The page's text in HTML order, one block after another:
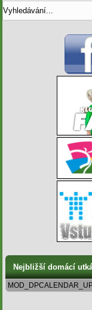
Nejbližší domácí